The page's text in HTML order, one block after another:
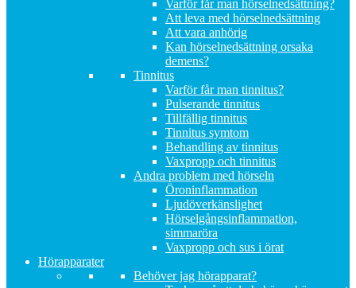
Varför får man hörselnedsättning?
Att leva med hörselnedsättning
Att vara anhörig
Kan hörselnedsättning orsaka
demens?
Tinnitus
Varför får man tinnitus?
Pulserande tinnitus
Tillfällig tinnitus
Tinnitus symtom
Behandling av tinnitus
Vaxpropp och tinnitus
Andra problem med hörseln
Öroninflammation
Ljudöverkänslighet
Hörselgångsinflammation,
simmaröra
Vaxpropp och sus i örat
Hörapparater
Behöver jag hörapparat?